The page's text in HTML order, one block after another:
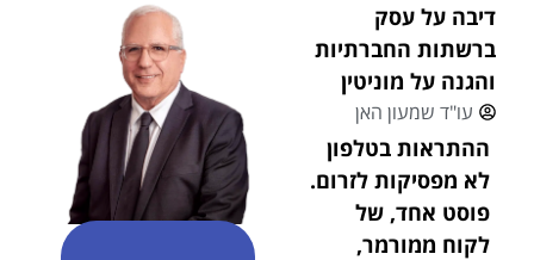
דיבה על עסק
ברשתות החברתיות
והגנה על מוניטין
עו"ד שמעון האן
ההתראות בטלפון
לא מפסיקות לזרום.
פוסט אחד, של
לקוח ממורמר,